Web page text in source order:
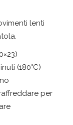
lenti
(180°C)
per